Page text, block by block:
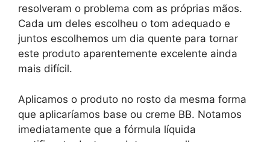
resolveram o problema com as próprias mãos.
Cada um deles escolheu o tom adequado e
juntos escolhemos um dia quente para tornar
este produto aparentemente excelente ainda
mais difícil.
Aplicamos o produto no rosto da mesma forma
que aplicaríamos base ou creme BB. Notamos
imediatamente que a fórmula líquida